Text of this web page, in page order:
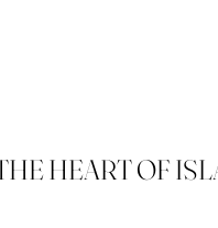
HEART OF